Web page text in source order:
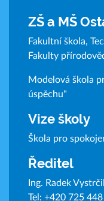
ZŠ a MŠ
Fakultní škola,
Fakulty
Modelová škola
úspěchu"
Vize školy
Škola pro
Ředitel
Ing. Radek Vystrčil
Tel: +420 725